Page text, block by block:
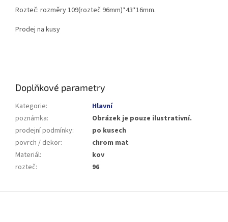
Rozteč: rozměry 109(rozteč 96mm)*43*16mm.
Prodej na kusy
Doplňkové parametry
Kategorie:
Hlavní
poznámka:
Obrázek je pouze ilustrativní.
prodejní podmínky:
po kusech
povrch / dekor:
chrom mat
Materiál:
kov
rozteč: 96